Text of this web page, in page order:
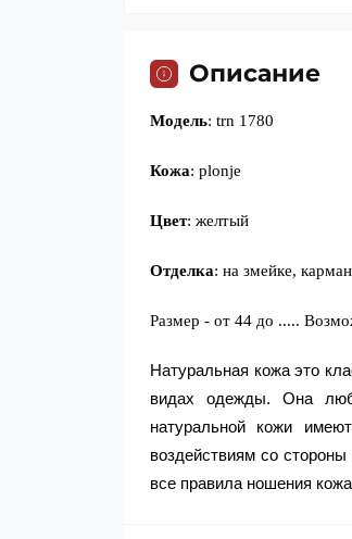
Описание
Модель: trn 1780
Кожа: plonje
Цвет: желтый
Отделка: на змейке,
Размер - от 44 до .....
Натуральная кожа это
видах одежды. Она
натуральной кожи
воздействиям со
все правила ношения